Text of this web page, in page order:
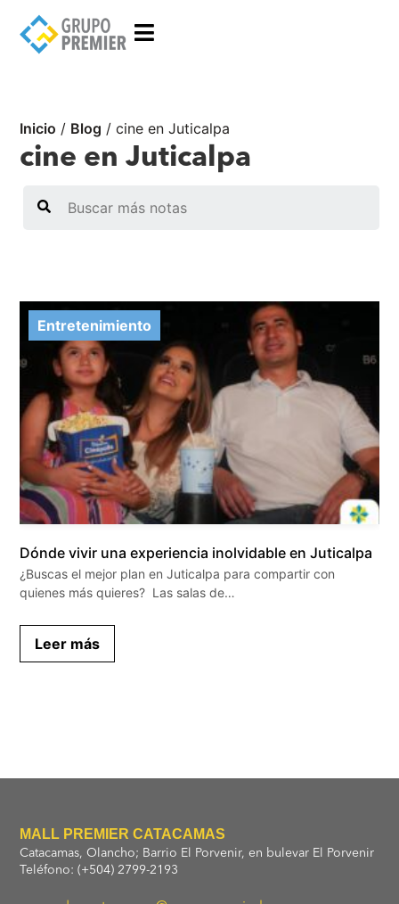
Inicio / Blog /cine en Juticalpa
cine en Juticalpa
Entretenimiento
Dónde vivir una experiencia inolvidable en Juticalpa
¿Buscas el mejor plan en Juticalpa para compartir con
quienes más quieres? Las salas de…
Leer más
MALL PREMIER CATACAMAS
Catacamas, Olancho; Barrio El Porvenir, en bulevar El Porvenir
Teléfono: (+504) 2799-2193